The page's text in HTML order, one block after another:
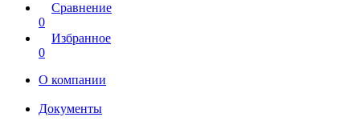
Сравнение
0
Избранное
0
О компании
Документы